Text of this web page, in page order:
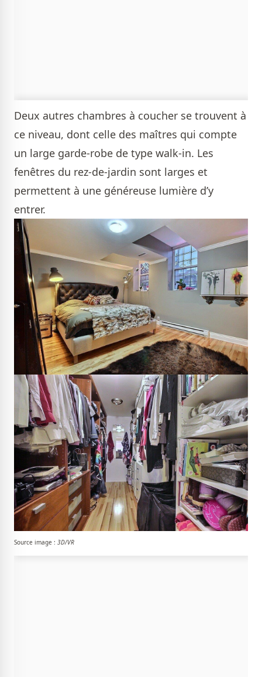
Deux autres chambres à coucher se trouvent à
ce niveau, dont celle des maîtres qui compte
un large garde-robe de type walk-in. Les
fenêtres du rez-de-jardin sont larges et
permettent à une généreuse lumière d’y
entrer.
Source image : 3D/VR